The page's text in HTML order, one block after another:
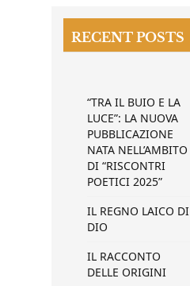
RECENT POSTS
“TRA IL BUIO E LA
LUCE”: LA NUOVA
PUBBLICAZIONE
NATA NELL’AMBITO
DI “RISCONTRI
POETICI 2025”
IL REGNO LAICO DI
DIO
IL RACCONTO
DELLE ORIGINI